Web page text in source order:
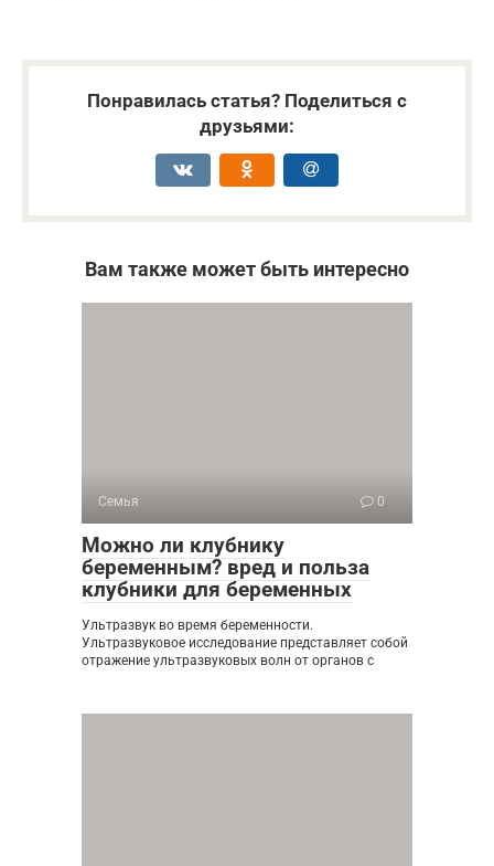
Понравилась статья? Поделиться с
друзьями:
Вам также может быть интересно
Семья 0
Можно ли клубнику
беременным? вред и польза
клубники для беременных
Ультразвук во время беременности.
Ультразвуковое исследование представляет собой
отражение ультразвуковых волн от органов с